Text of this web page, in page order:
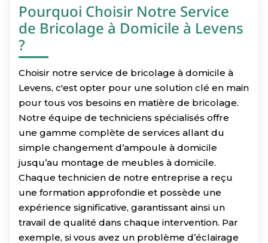
Pourquoi Choisir Notre Service
de Bricolage à Domicile à Levens
?
Choisir notre service de bricolage à domicile à
Levens, c'est opter pour une solution clé en main
pour tous vos besoins en matière de bricolage.
Notre équipe de techniciens spécialisés offre
une gamme complète de services allant du
simple changement d’ampoule à domicile
jusqu’au montage de meubles à domicile.
Chaque technicien de notre entreprise a reçu
une formation approfondie et possède une
expérience significative, garantissant ainsi un
travail de qualité dans chaque intervention. Par
exemple, si vous avez un problème d’éclairage